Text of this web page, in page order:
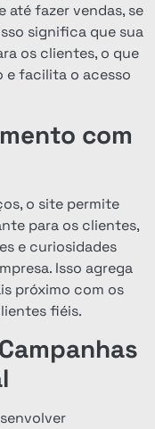
até fazer vendas, se
significa que sua
os clientes, o que
e facilita o acesso
com
o site permite
para os clientes,
e curiosidades
Isso agrega
próximo com os
fiéis.